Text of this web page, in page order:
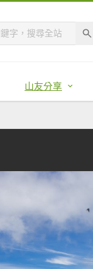
山友分享